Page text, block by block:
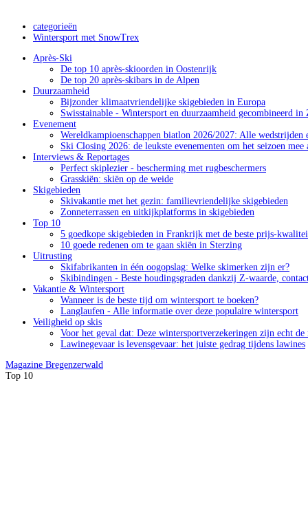
categorieën
Wintersport met SnowTrex
Après-Ski
De top 10 après-skioorden in Oostenrijk
De top 20 après-skibars in de Alpen
Duurzaamheid
Bijzonder klimaatvriendelijke skigebieden in Europa
Swisstainable - Wintersport en duurzaamheid gecombineerd in
Evenement
Wereldkampioenschappen biatlon 2026/2027: Alle wedstrijden
Ski Closing 2026: de leukste evenementen om het seizoen mee
Interviews & Reportages
Perfect skiplezier - bescherming met rugbeschermers
Grasskiën: skiën op de weide
Skigebieden
Skivakantie met het gezin: familievriendelijke skigebieden
Zonneterrassen en uitkijkplatforms in skigebieden
Top 10
5 goedkope skigebieden in Frankrijk met de beste prijs-
10 goede redenen om te gaan skiën in Sterzing
Uitrusting
Skifabrikanten in één oogopslag: Welke skimerken zijn er?
Skibindingen - Beste houdingsgraden dankzij Z-waarde,
Vakantie & Wintersport
Wanneer is de beste tijd om wintersport te boeken?
Langlaufen - Alle informatie over deze populaire wintersport
Veiligheid op skis
Voor het geval dat: Deze wintersportverzekeringen zijn echt de
Lawinegevaar is levensgevaar: het juiste gedrag tijdens lawines
Magazine Bregenzerwald
Top 10